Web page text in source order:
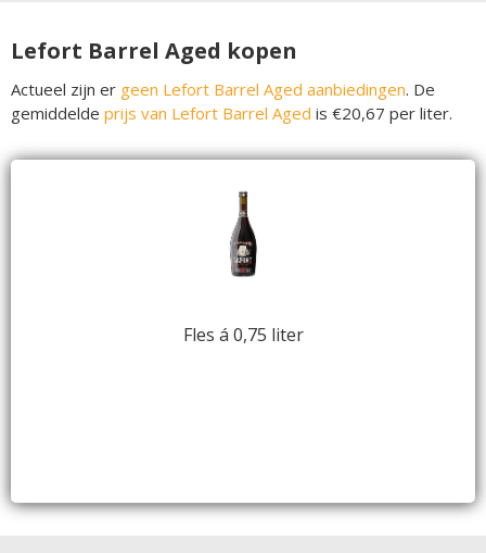
Lefort Barrel Aged kopen
Actueel zijn er geen Lefort Barrel Aged aanbiedingen. De
gemiddelde prijs van Lefort Barrel Aged is €20,67 per liter.
Fles á 0,75 liter